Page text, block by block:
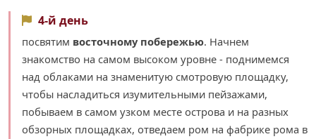
4-й день
посвятим восточному побережью. Начнем
знакомство на самом высоком уровне - поднимемся
над облаками на знаменитую смотровую площадку,
чтобы насладиться изумительными пейзажами,
побываем в самом узком месте острова и на разных
обзорных площадках, отведаем ром на фабрике рома в